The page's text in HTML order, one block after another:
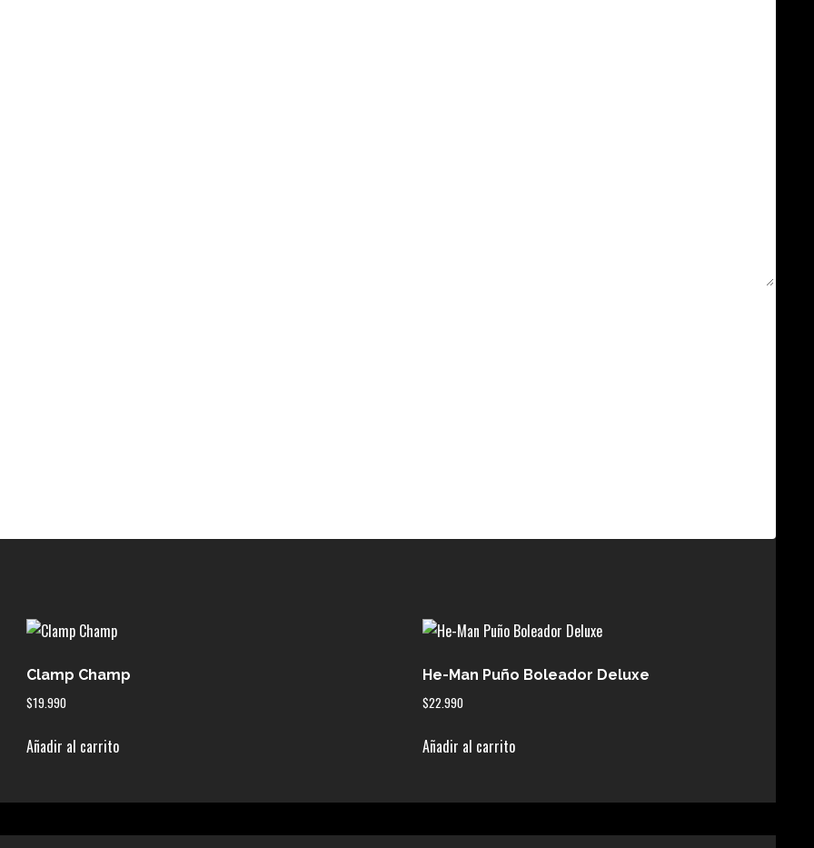
Clamp Champ
$19.990
Añadir al carrito
He-Man Puño Boleador Deluxe
$22.990
Añadir al carrito